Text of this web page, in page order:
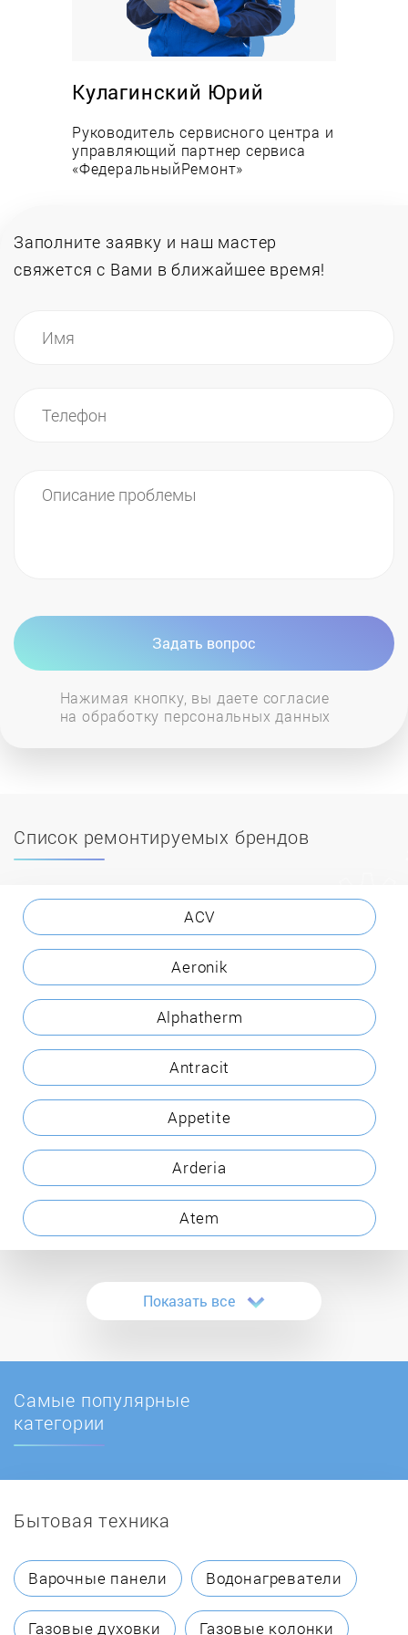
Низкие цены на работы и запасные части;
Опыт работы сервисных специалистов более
12-ми лет;
Всегда в наличии запчасти на складе;
Кулагинский Юрий
Руководитель сервисного центра и
управляющий партнер сервиса
«ФедеральныйРемонт»
Заполните заявку и наш мастер
свяжется с Вами в ближайшее время!
Задать вопрос
Нажимая кнопку, вы даете согласие
на обработку персональных данных
Список ремонтируемых брендов
ACV
Aeronik
Alphatherm
Antracit
Appetite
Arderia
Atem
ATON
Ballu
BAXI
Beretta
Показать все
Самые популярные
категории
Бытовая техника
Варочные панели Водонагреватели
Газовые духовки Газовые колонки